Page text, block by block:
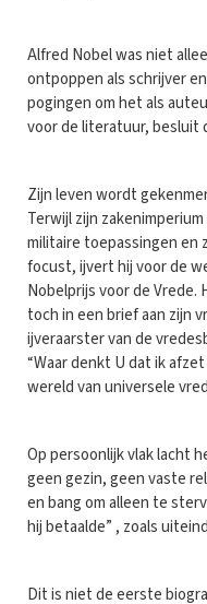
Alfred Nobel was niet
ontpoppen als schrijver
pogingen om het als
voor de literatuur, besluit
Zijn leven wordt
Terwijl zijn
militaire toepassingen en
focust, ijvert hij voor de
Nobelprijs voor de Vrede.
toch in een brief aan zijn
ijveraarster van de
“Waar denkt U dat ik
wereld van universele
Op persoonlijk vlak lacht
geen gezin, geen vaste
en bang om alleen te
hij betaalde” , zoals
Dit is niet de eerste